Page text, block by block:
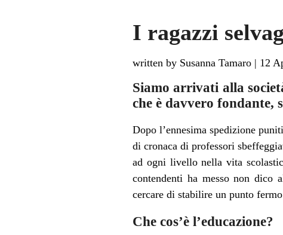
I ragazzi
written by Susanna Tamaro | 12
Siamo arrivati alla
che è davvero fondante,
Dopo l’ennesima spedizione
di cronaca di professori
ad ogni livello nella vita
contendenti ha messo non dico
cercare di stabilire un punto
Che cos’è l’educazione?